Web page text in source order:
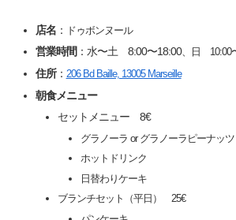
店名： ドゥボンヌール
営業時間 ：水〜土 8:00〜18:00、日 10:00
住所： 206 Bd Baille, 13005 Marseille
朝食メニュー
セットメニュー 8€
グラノーラ or グラノーラピーナッツ
ホットドリンク
日替わりケーキ
ブランチセット（平日） 25€